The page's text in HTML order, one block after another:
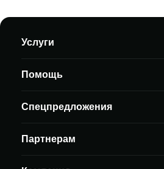
Услуги
Помощь
Спецпредложения
Партнерам